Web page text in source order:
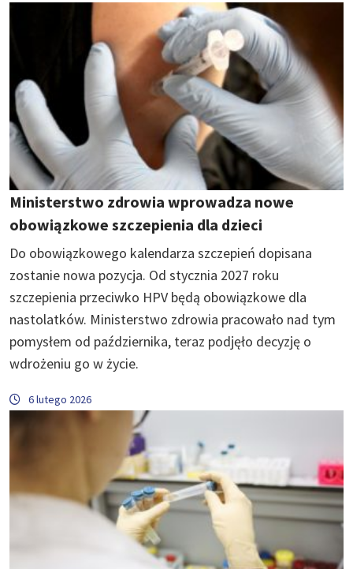
Ministerstwo zdrowia wprowadza nowe
obowiązkowe szczepienia dla dzieci
Do obowiązkowego kalendarza szczepień dopisana
zostanie nowa pozycja. Od stycznia 2027 roku
szczepienia przeciwko HPV będą obowiązkowe dla
nastolatków. Ministerstwo zdrowia pracowało nad tym
pomysłem od października, teraz podjęło decyzję o
wdrożeniu go w życie.
6 lutego 2026